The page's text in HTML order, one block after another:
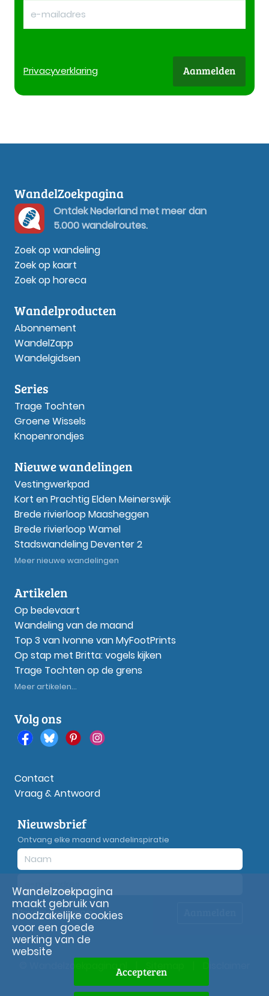
Privacyverklaring Aanmelden
WandelZoekpagina
Ontdek Nederland met meer dan
5.000 wandelroutes.
Zoek op wandeling
Zoek op kaart
Zoek op horeca
Wandelproducten
Abonnement
WandelZapp
Wandelgidsen
Series
Trage Tochten
Groene Wissels
Knopenrondjes
Nieuwe wandelingen
Vestingwerkpad
Kort en Prachtig Elden Meinerswijk
Brede rivierloop Maasheggen
Brede rivierloop Wamel
Stadswandeling Deventer 2
Meer nieuwe wandelingen
Artikelen
Op bedevaart
Wandeling van de maand
Top 3 van Ivonne van MyFootPrints
Op stap met Britta: vogels kijken
Trage Tochten op de grens
Meer artikelen...
Volg ons
Contact
Vraag & Antwoord
Nieuwsbrief
Ontvang elke maand wandelinspiratie
Privacyverklaring
© Wandelzoekpagina.nl
Wandelzoekpagina
maakt gebruik van
noodzakelijke cookies
voor een goede
werking van de
website
Accepteren